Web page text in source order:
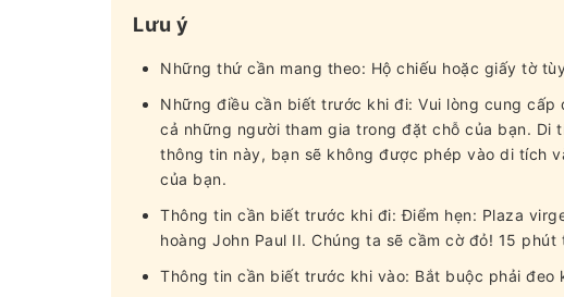
Lưu ý
Những thứ cần mang theo: Hộ chiếu hoặc giấy tờ
Những điều cần biết trước khi đi: Vui lòng cung cấp
cả những người tham gia trong đặt chỗ của bạn. Di
thông tin này, bạn sẽ không được phép vào di tích
của bạn.
Thông tin cần biết trước khi đi: Điểm hẹn: Plaza
hoàng John Paul II. Chúng ta sẽ cầm cờ đỏ! 15 phút
Thông tin cần biết trước khi vào: Bắt buộc phải đeo